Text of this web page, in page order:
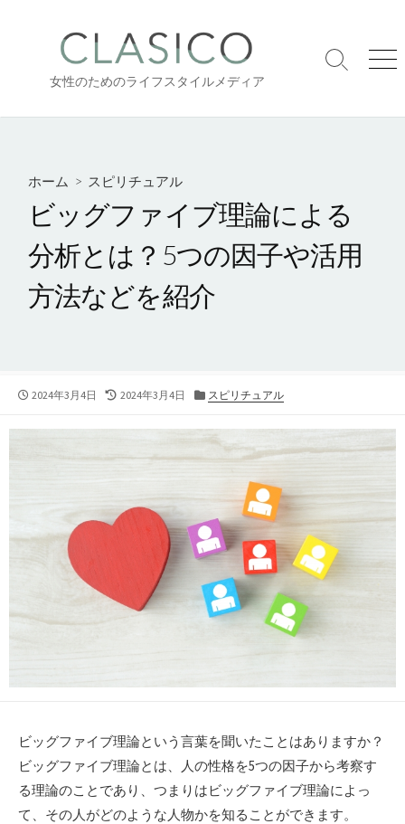
へ
女性のためのライフスタイルメディア
検
り
メ
ー
ホーム > スピリチュアル
ビッグファイブ理論による
分析とは？5つの因子や活用
方法などを紹介
公
日
2024年3月4日
最
更
日
2024年3月4日
カ
ゴ
リ
ー
スピリチュアル
ビッグファイブ理論という言葉を聞いたことはありますか？
ビッグファイブ理論とは、人の性格を5つの因子から考察す
る理論のことであり、つまりはビッグファイブ理論によっ
て、その人がどのような人物かを知ることができます。